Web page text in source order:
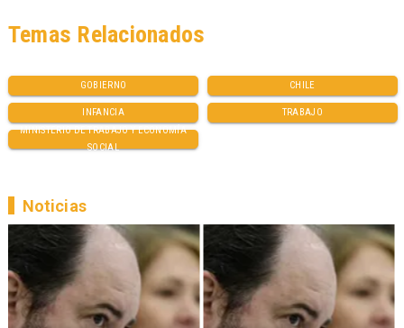
GOBIERNO CHILE
INFANCIA
TRABAJO
MINISTERIO DE TRABAJO Y ECONOMÍA
SOCIAL
Temas Relacionados
Noticias